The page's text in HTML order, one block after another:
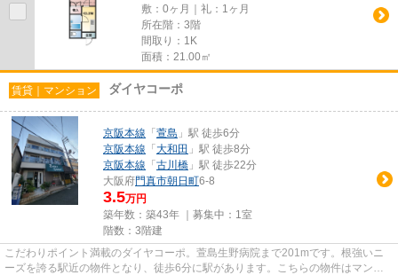
敷：0ヶ月｜礼：1ヶ月
所在階：3階
間取り：1K
面積：21.00㎡
賃貸｜マンション ダイヤコーポ
京阪本線 「 萱島 」駅 徒歩6分
京阪本線 「 大和田 」駅 徒歩8分
京阪本線 「 古川橋 」駅 徒歩22分
大阪府門真市朝日町6-8
3.5万円
築年数：築43年 ｜募集中： 1室
階数：3階建
こだわりポイント満載のダイヤコーポ。萱島生野病院まで201mです。根強いニ
ーズを誇る駅近の物件となり、徒歩6分に駅があります。こちらの物件はマンシ